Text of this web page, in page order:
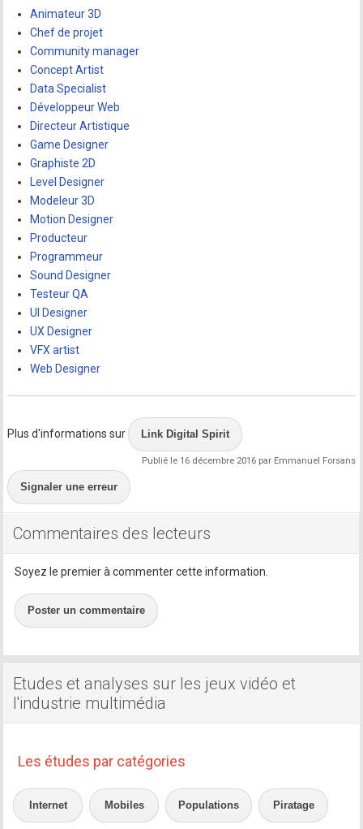
Animateur 3D
Chef de projet
Community manager
Concept Artist
Data Specialist
Développeur Web
Directeur Artistique
Game Designer
Graphiste 2D
Level Designer
Modeleur 3D
Motion Designer
Producteur
Programmeur
Sound Designer
Testeur QA
UI Designer
UX Designer
VFX artist
Web Designer
Plus d'informations sur Link Digital Spirit
Publié le 16 décembre 2016 par Emmanuel Forsans
Signaler une erreur
Commentaires des lecteurs
Soyez le premier à commenter cette information.
Poster un commentaire
Etudes et analyses sur les jeux vidéo et
l'industrie multimédia
Les études par catégories
Internet Mobiles Populations Piratage